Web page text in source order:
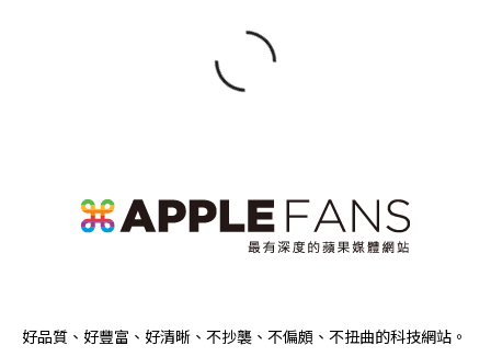
好品質、好豐富、好清晰、不抄襲、不偏頗、不扭曲的科技網站。